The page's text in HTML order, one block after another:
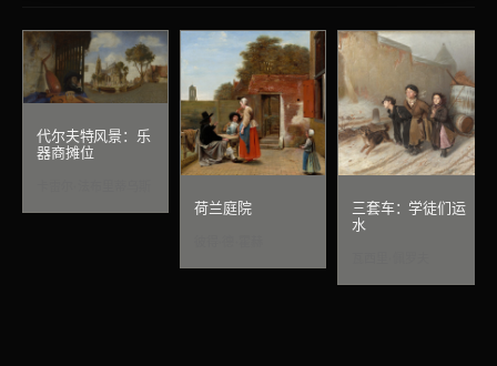
代尔夫特风景：乐
器商摊位
荷兰庭院
三套车：学徒们运
水